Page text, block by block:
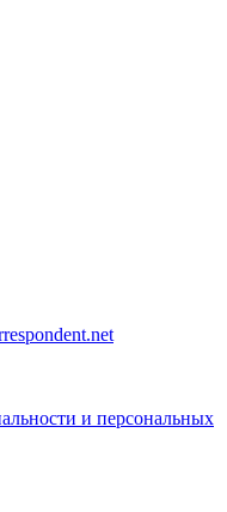
и персональных